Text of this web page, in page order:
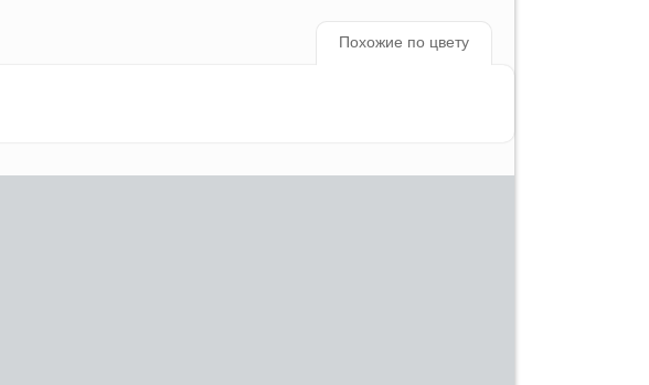
Похожие по цвету